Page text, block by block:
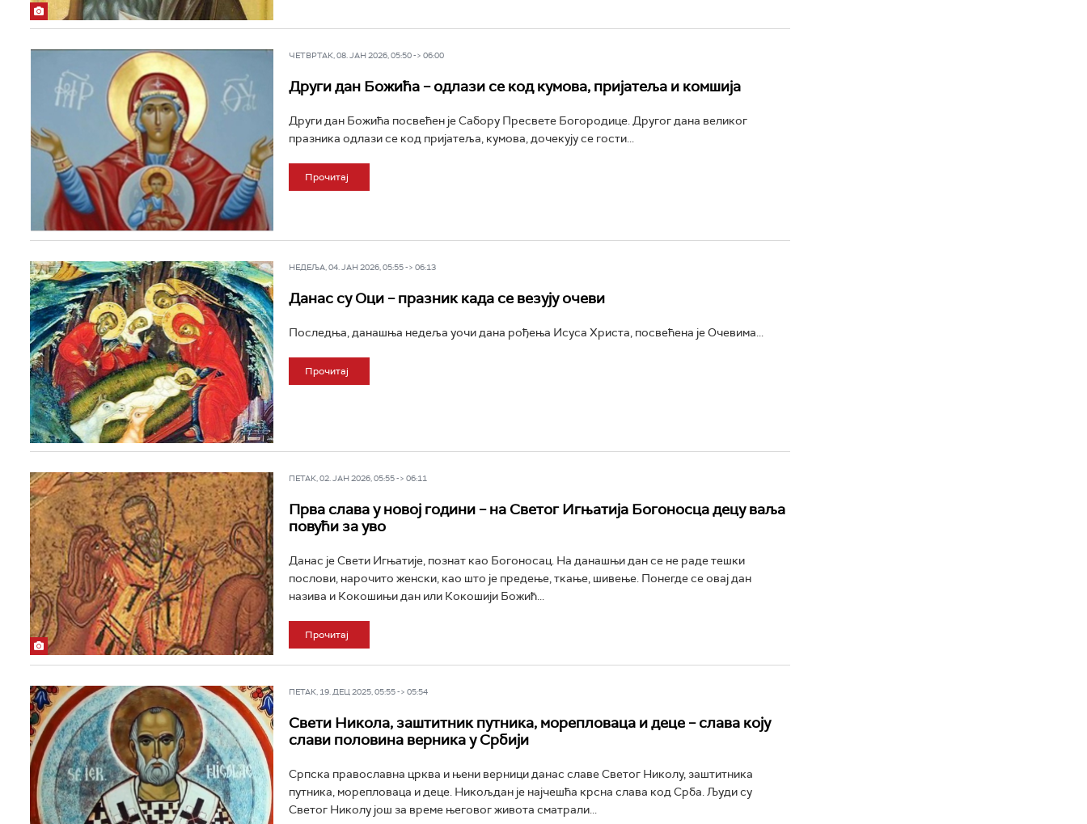
ЧЕТВРТАК, 08. ЈАН 2026, 05:50 -> 06:00
Други дан Божића – одлази се код кумова, пријатеља и комшија
Други дан Божића посвећен је Сабору Пресвете Богородице. Другог дана великог
празника одлази се код пријатеља, кумова, дочекују се гости...
Прочитај
НЕДЕЉА, 04. ЈАН 2026, 05:55 -> 06:13
Данас су Оци – празник када се везују очеви
Последња, данашња недеља уочи дана рођења Исуса Христа, посвећена је Очевима...
Прочитај
ПЕТАК, 02. ЈАН 2026, 05:55 -> 06:11
Прва слава у новој години – на Светог Игњатија Богоносца децу ваља
повући за уво
Данас је Свети Игњатије, познат као Богоносац. На данашњи дан се не раде тешки
послови, нарочито женски, као што је предење, ткање, шивење. Понегде се овај дан
назива и Кокошињи дан или Кокошији Божић...
Прочитај
ПЕТАК, 19. ДЕЦ 2025, 05:55 -> 05:54
Свети Никола, заштитник путника, морепловаца и деце – слава коју
слави половина верника у Србији
Српска православна црква и њени верници данас славе Светог Николу, заштитника
путника, морепловаца и деце. Никољдан је најчешћа крсна слава код Срба. Људи су
Светог Николу још за време његовог живота сматрали...